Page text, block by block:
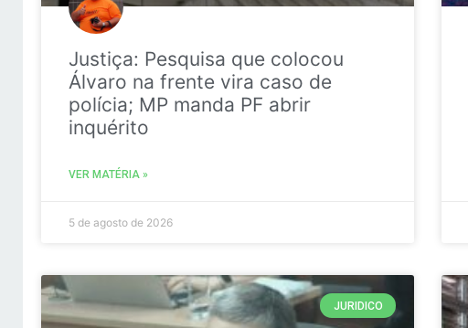
Justiça: Pesquisa que colocou
Álvaro na frente vira caso de
polícia; MP manda PF abrir
inquérito
VER MATÉRIA »
5 de agosto de 2026
JURIDICO